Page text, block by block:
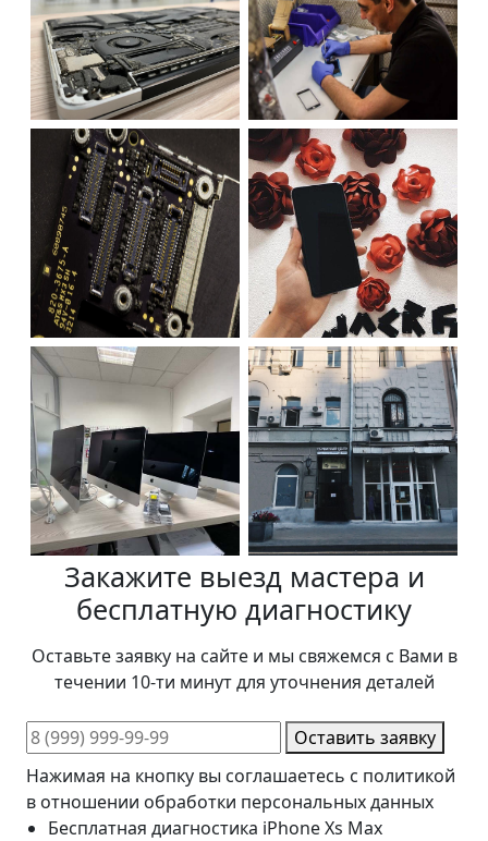
Закажите выезд мастера и
бесплатную диагностику
Оставьте заявку на сайте и мы свяжемся с Вами в
течении 10-ти минут для уточнения деталей
Оставить заявку
Нажимая на кнопку вы соглашаетесь с политикой
в отношении обработки персональных данных
Бесплатная диагностика iPhone Xs Max